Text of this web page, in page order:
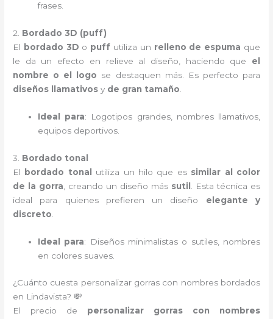
frases.
2. Bordado 3D (puff)
El bordado 3D o puff utiliza un relleno de espuma que
le da un efecto en relieve al diseño, haciendo que el
nombre o el logo se destaquen más. Es perfecto para
diseños llamativos y de gran tamaño
Ideal para: Logotipos grandes, nombres llamativos,
equipos deportivos.
3. Bordado tonal
El
bordado tonal utiliza un hilo que es similar al color
de la gorra , creando un diseño más sutil
. Esta técnica es
ideal para quienes prefieren un diseño elegante y
discreto
Ideal para: Diseños minimalistas o sutiles, nombres
en colores suaves.
¿Cuánto cuesta personalizar gorras con nombres bordados
en Lindavista? 💸
El precio de personalizar gorras con nombres